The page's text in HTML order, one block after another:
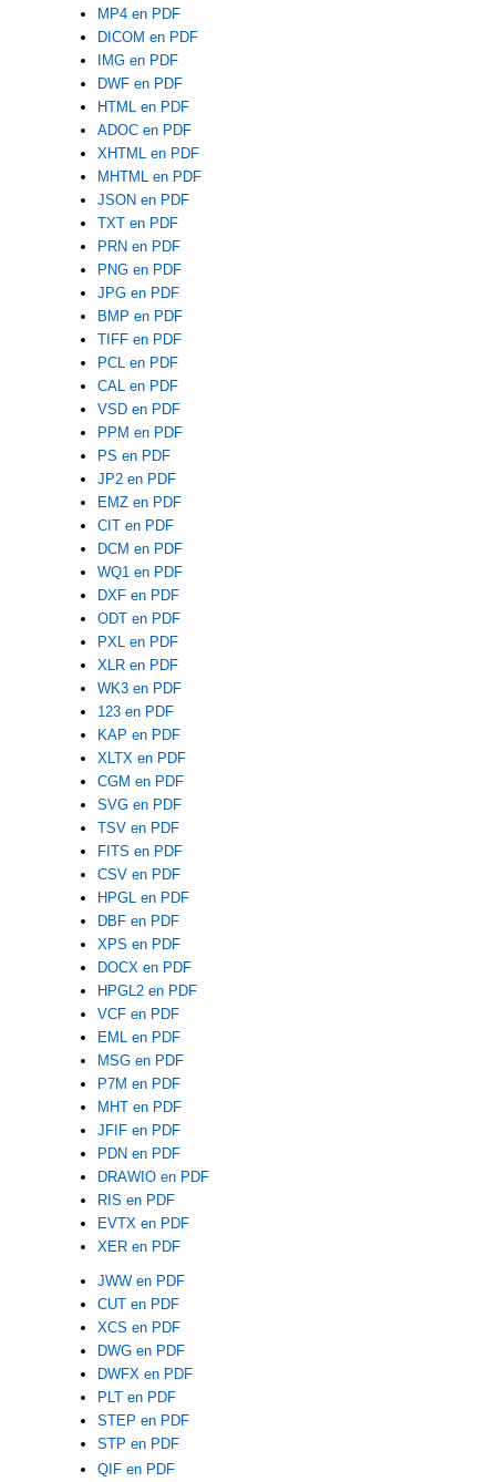
MP4 en PDF
DICOM en PDF
IMG en PDF
DWF en PDF
HTML en PDF
ADOC en PDF
XHTML en PDF
MHTML en PDF
JSON en PDF
TXT en PDF
PRN en PDF
PNG en PDF
JPG en PDF
BMP en PDF
TIFF en PDF
PCL en PDF
CAL en PDF
VSD en PDF
PPM en PDF
PS en PDF
JP2 en PDF
EMZ en PDF
CIT en PDF
DCM en PDF
WQ1 en PDF
DXF en PDF
ODT en PDF
PXL en PDF
XLR en PDF
WK3 en PDF
123 en PDF
KAP en PDF
XLTX en PDF
CGM en PDF
SVG en PDF
TSV en PDF
FITS en PDF
CSV en PDF
HPGL en PDF
DBF en PDF
XPS en PDF
DOCX en PDF
HPGL2 en PDF
VCF en PDF
EML en PDF
MSG en PDF
P7M en PDF
MHT en PDF
JFIF en PDF
PDN en PDF
DRAWIO en PDF
RIS en PDF
EVTX en PDF
XER en PDF
JWW en PDF
CUT en PDF
XCS en PDF
DWG en PDF
DWFX en PDF
PLT en PDF
STEP en PDF
STP en PDF
QIF en PDF